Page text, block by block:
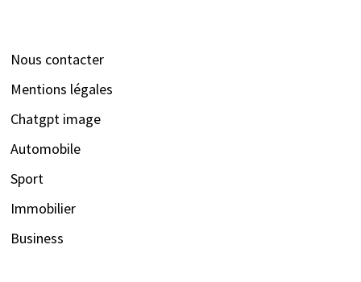
Nous contacter
Mentions légales
Chatgpt image
Automobile
Sport
Immobilier
Business